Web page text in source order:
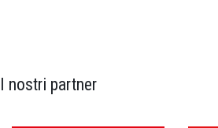
I nostri partner